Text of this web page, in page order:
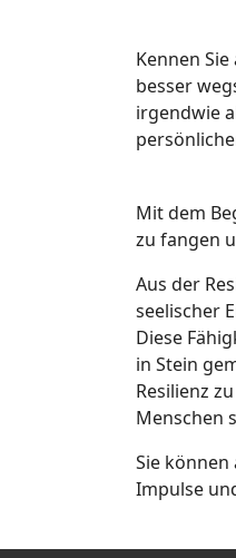
Kennen
besser
irgendwie
Mit dem
zu fangen
Aus der
seelischer
Diese
in Stein
Resilienz
Menschen
Sie
Impulse